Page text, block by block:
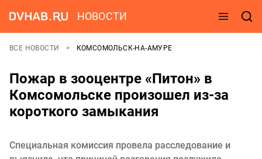
НОВОСТИ
ВСЕ НОВОСТИ КОМСОМОЛЬСК-НА-АМУРЕ
Пожар в зооцентре «Питон» в
Комсомольске произошел из-за
короткого замыкания
Специальная комиссия провела расследование и